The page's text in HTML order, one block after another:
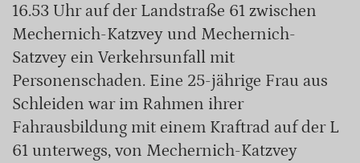
16.53 Uhr auf der Landstraße 61 zwischen
Mechernich-Katzvey und Mechernich-
Satzvey ein Verkehrsunfall mit
Personenschaden. Eine 25-jährige Frau aus
Schleiden war im Rahmen ihrer
Fahrausbildung mit einem Kraftrad auf der L
61 unterwegs, von Mechernich-Katzvey